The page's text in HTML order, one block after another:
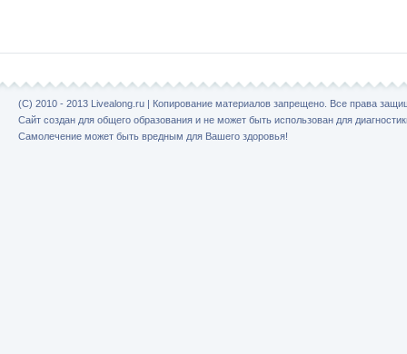
(C) 2010 - 2013 Livealong.ru | Копирование материалов запрещено. Все права
Сайт создан для общего образования и не может быть использован для
Самолечение может быть вредным для Вашего здоровья!